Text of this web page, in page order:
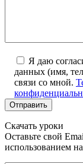
Я даю
данных (имя,
связи со мной.
Скачать уроки
Оставьте свой
использованием